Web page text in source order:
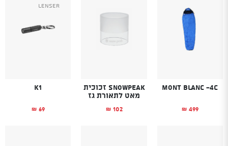
Mont Blanc -4C
₪ 499
SnowPeak זכוכית
מאט לתאורת גז
₪ 102
Lenser
K1
₪ 69